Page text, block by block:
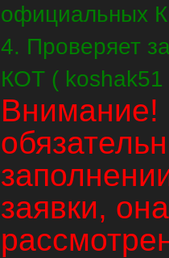
официальных
4. Проверяет
КОТ ( koshak51
Внимание!
заявки,